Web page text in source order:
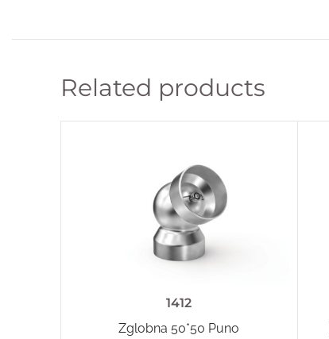
Related products
1412
Zglobna 50*50 Puno